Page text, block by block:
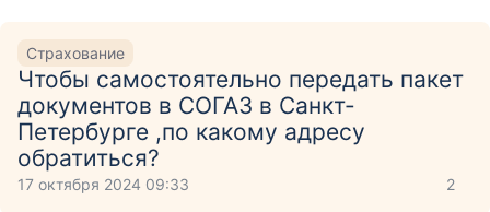
Страхование
Чтобы самостоятельно передать пакет
документов в СОГАЗ в Санкт-
Петербурге ,по какому адресу
обратиться?
17 октября 2024 09:33 2